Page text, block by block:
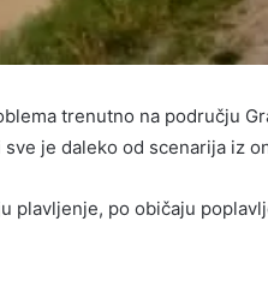
trenutno na području
je daleko od scenarija iz
plavljenje, po običaju